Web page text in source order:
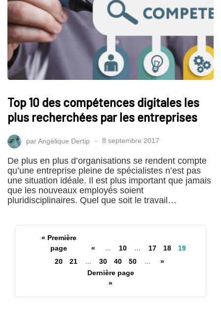
Top 10 des compétences digitales les
plus recherchées par les entreprises
parAngélique Dertip 8 septembre 2017
De plus en plus d’organisations se rendent compte
qu’une entreprise pleine de spécialistes n’est pas
une situation idéale. Il est plus important que jamais
que les nouveaux employés soient
pluridisciplinaires. Quel que soit le travail…
« Première
page
« ... 10 ... 17 18
19
20
21 ... 30 40 50 ...
»
Dernière page
»